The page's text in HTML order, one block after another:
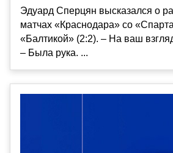
Эдуард Сперцян высказался о
матчах «Краснодара» со
«Балтикой» (2:2). – На ваш
– Была рука. ...